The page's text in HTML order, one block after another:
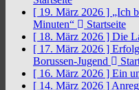
[ 19. März 2026 ] „Ich
Minuten“
Startseite
[ 18. März 2026 ] Die
[ 17. März 2026 ]
Borussen-Jugend
[ 16. März 2026 ] Ein
[ 14. März 2026 ]